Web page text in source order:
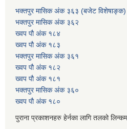
भक्तपुर मासिक अंक ३६३ (बजेट विशेषाङ्क)
भक्तपुर मासिक अंक ३६२
ख्वप पौ अंक १८४
ख्वप पौ अंक १८३
भक्तपुर मासिक अंक ३६१
ख्वप पौ अंक १८२
ख्वप पौ अंक १८१
भक्तपुर मासिक अंक ३६०
ख्वप पौ अंक १८०
पुराना प्रकाशनहरु हेर्नका लागि तलको